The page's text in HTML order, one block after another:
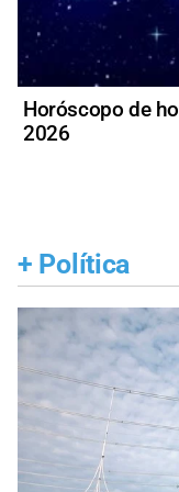
Horóscopo de
2026
+ Política